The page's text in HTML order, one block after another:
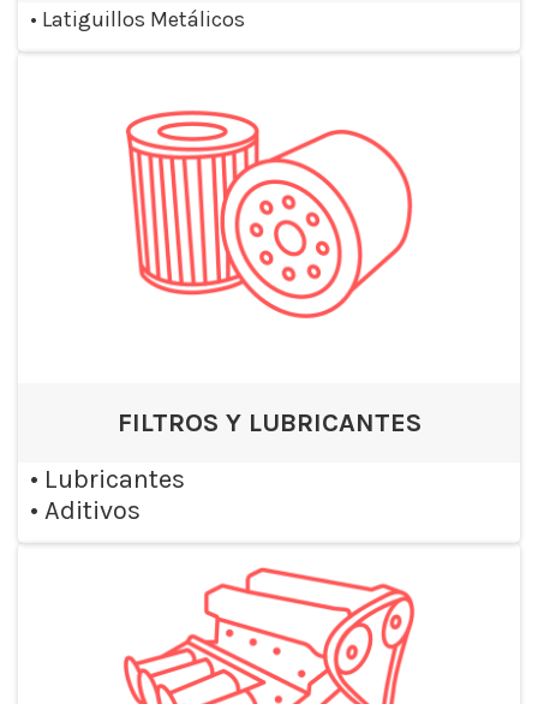
• Latiguillos Metálicos
FILTROS Y LUBRICANTES
• Lubricantes
• Aditivos